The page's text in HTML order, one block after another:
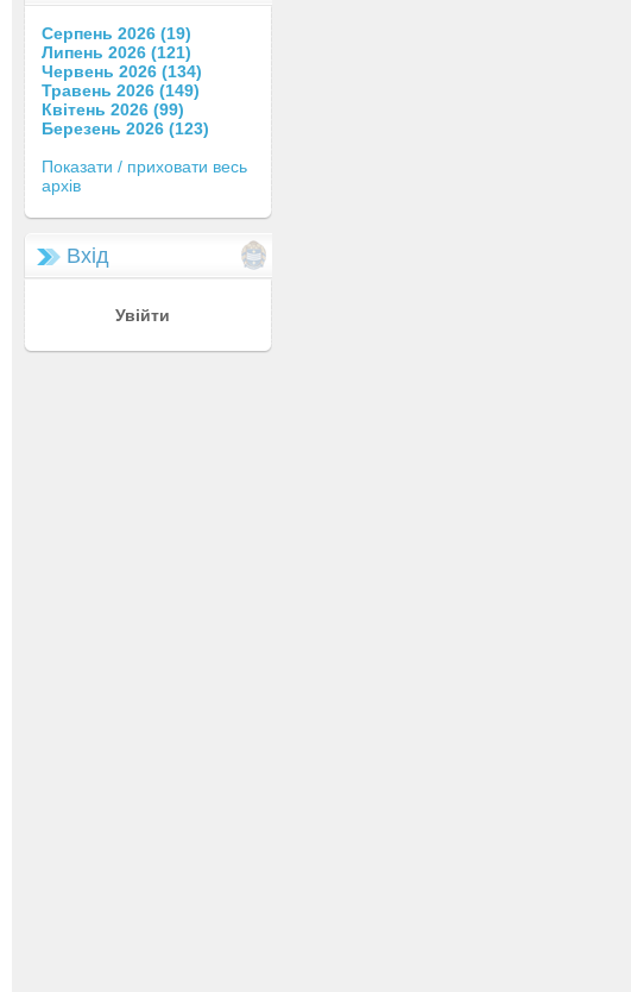
Серпень 2026 (19)
Липень 2026 (121)
Червень 2026 (134)
Травень 2026 (149)
Квітень 2026 (99)
Березень 2026 (123)
Показати / приховати весь
архів
Вхід
Увійти